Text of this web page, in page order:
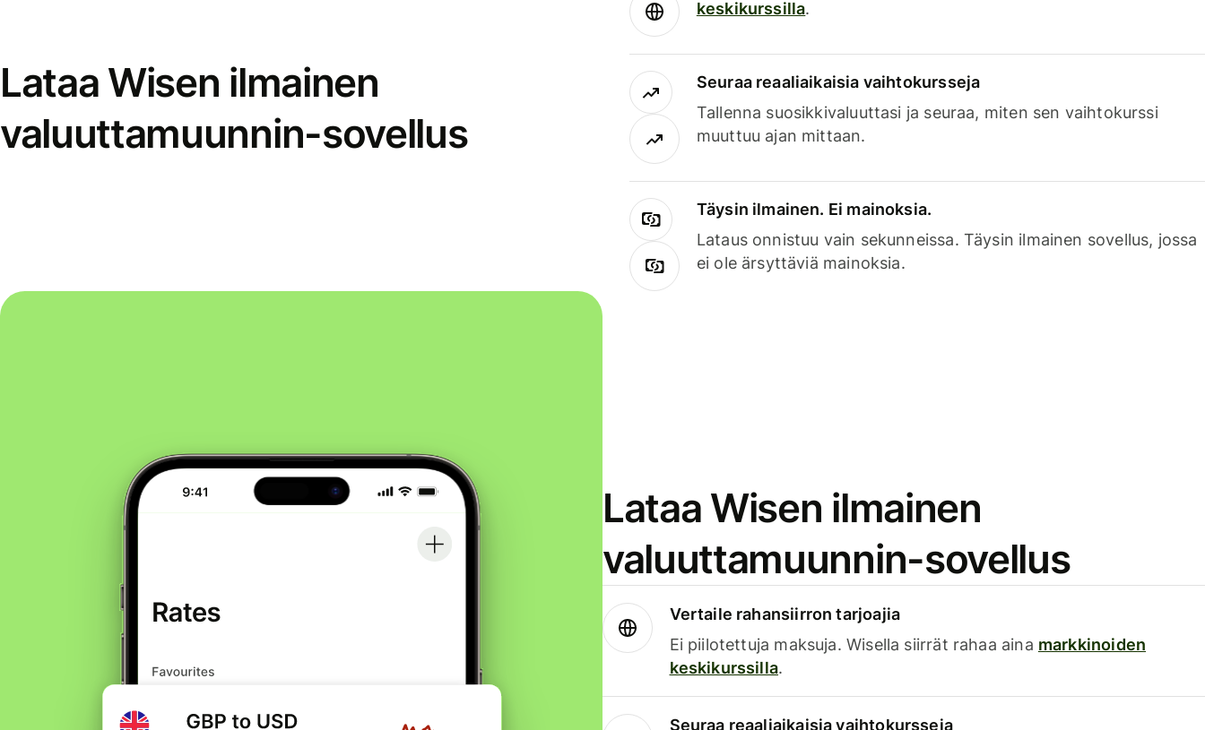
Lataa Wisen ilmainen
valuuttamuunnin-sovellus
keskikurssilla.
Seuraa reaaliaikaisia vaihtokursseja
Tallenna suosikkivaluuttasi ja seuraa, miten sen vaihtokurssi
muuttuu ajan mittaan.
Täysin ilmainen. Ei mainoksia.
Lataus onnistuu vain sekunneissa. Täysin ilmainen sovellus, jossa
ei ole ärsyttäviä mainoksia.
Lataa Wisen ilmainen
valuuttamuunnin-sovellus
Vertaile rahansiirron tarjoajia
Ei piilotettuja maksuja. Wisella siirrät rahaa aina markkinoiden
keskikurssilla.
Seuraa reaaliaikaisia vaihtokursseja